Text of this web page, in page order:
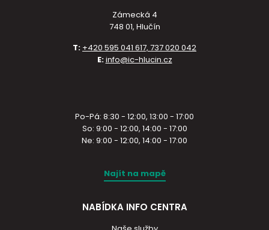
Zámecká 4
748 01, Hlučín
T: +420 595 041 617, 737 020 042
E:info@ic-hlucin.cz
Po-Pá: 8:30 - 12:00, 13:00 - 17:00
So: 9:00 - 12:00, 14:00 - 17:00
Ne: 9:00 - 12:00, 14:00 - 17:00
Najít na mapě
NABÍDKA INFO CENTRA